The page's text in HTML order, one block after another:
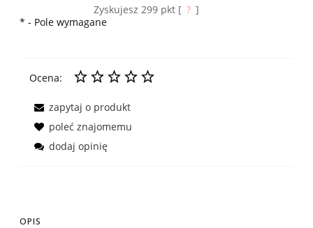
Zyskujesz 299pkt [ ? ]
* - Pole wymagane
Ocena:
zapytaj o produkt
poleć znajomemu
dodaj opinię
OPIS